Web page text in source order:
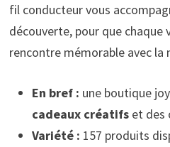
fil conducteur vous
découverte, pour que chaque
rencontre mémorable avec la
En bref : une boutique
cadeaux créatifset des
Variété : 157 produits